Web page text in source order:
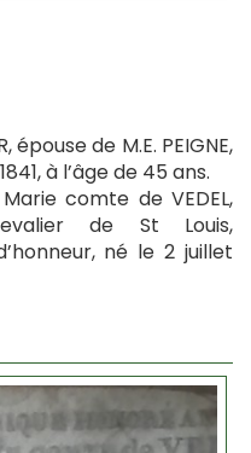
épouse de M.E. PEIGNE,
à l’âge de 45 ans.
comte de VEDEL,
de St Louis,
né le 2 juillet